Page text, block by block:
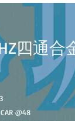
四通
@48